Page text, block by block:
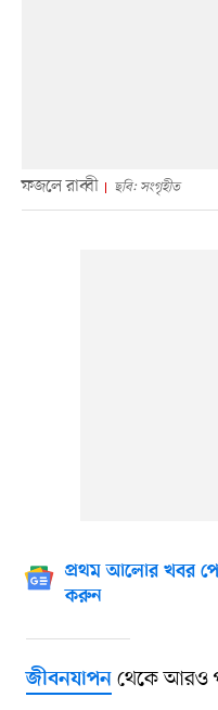
ফজলে রাব্বী ছবি: সংগৃহীত
প্রথম আলোর খবর
করুন
জীবনযাপনথেকে আরও